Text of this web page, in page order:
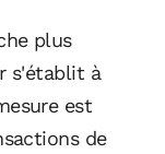
plus
s'établit à
est
de